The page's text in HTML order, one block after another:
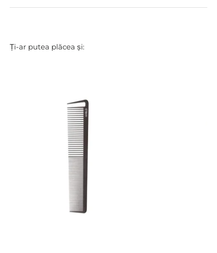
Ți-ar putea plăcea și: